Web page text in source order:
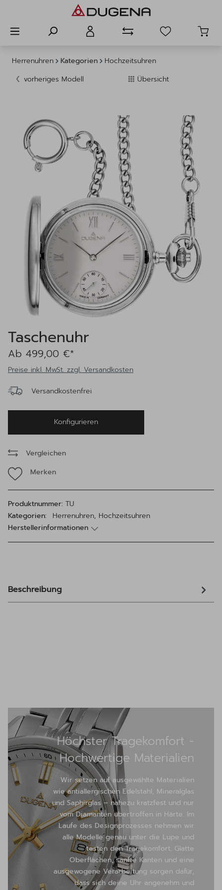
Herrenuhren Kategorien
Hochzeitsuhren
vorheriges Modell
Übersicht
Taschenuhr
Ab 499,00 €*
Preise inkl. MwSt. zzgl. Versandkosten
Versandkostenfrei
Konfigurieren
Vergleichen
Merken
Produktnummer: TU
Kategorien:
Herrenuhren, Hochzeitsuhren
Herstellerinformationen
Beschreibung
Höchster Tragekomfort -
Hochwertige Materialien
Wir setzen auf ausgewählte Materialien
wie antiallergischen Edelstahl, Mineralglas
und Saphirglas – nahezu kratzfest und nur
vom Diamanten übertroffen in Härte. Im
Laufe des Designprozesses nehmen wir
alle Modelle genau unter die Lupe und
testen den Tragekomfort. Glatte
Oberflächen, sanfte Kanten und eine
ausgewogene Verarbeitung sorgen dafür,
dass sich deine Uhr angenehm und